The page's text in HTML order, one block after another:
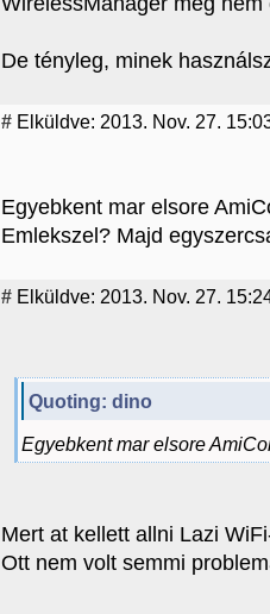
De tényleg, minek
# Elküldve: 2013. Nov. 27.
Egyebkent mar elsore
Emlekszel? Majd
# Elküldve: 2013. Nov. 27.
Quoting: dino
Egyebkent mar elsore
Mert at kellett allni Lazi
Ott nem volt semmi